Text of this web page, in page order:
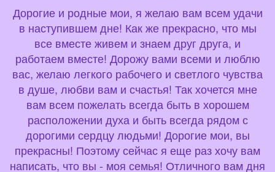
Дорогие и родные мои, я желаю вам всем удачи
в наступившем дне! Как же прекрасно, что мы
все вместе живем и знаем друг друга, и
работаем вместе! Дорожу вами всеми и люблю
вас, желаю легкого рабочего и светлого чувства
в душе, любви вам и счастья! Так хочется мне
вам всем пожелать всегда быть в хорошем
расположении духа и быть всегда рядом с
дорогими сердцу людьми! Дорогие мои, вы
прекрасны! Поэтому сейчас я еще раз хочу вам
написать, что вы - моя семья! Отличного вам дня